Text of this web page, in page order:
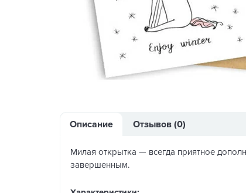
Описание Отзывов (0)
Милая открытка — всегда приятное
завершенным.